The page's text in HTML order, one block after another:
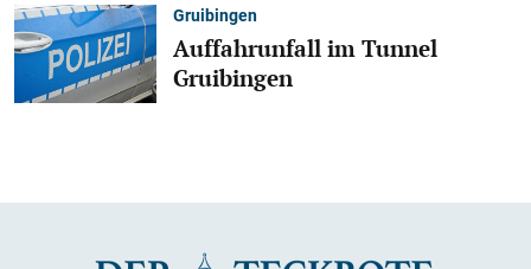
Gruibingen
Auffahrunfall im Tunnel
Gruibingen